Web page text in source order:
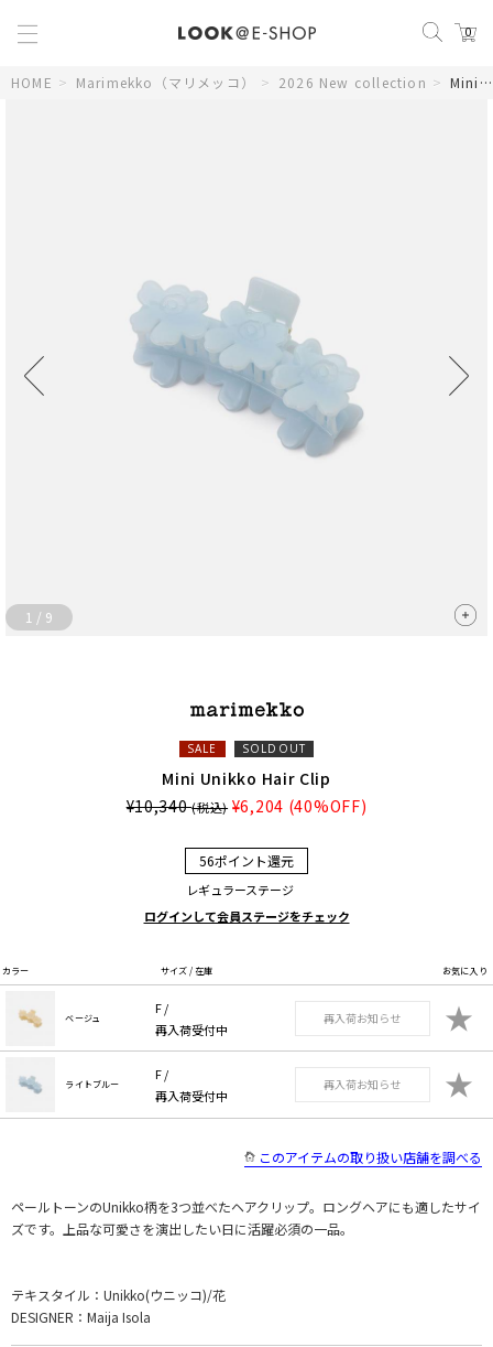
0
HOME > Marimekko（マリメッコ） > 2026 New collection > Mini Unikko Hair Clip
1 / 9
SALE SOLDOUT
Mini Unikko Hair Clip
¥10,340(税込) ¥6,204 (40%OFF)
56ポイント還元
レギュラーステージ
ログインして会員ステージをチェック
カラー サイズ / 在庫 お気に入り
ベージュ
F /
再入荷受付中
再入荷お知らせ ★
ライトブルー
F /
再入荷受付中
再入荷お知らせ ★
このアイテムの取り扱い店舗を調べる
ペールトーンのUnikko柄を3つ並べたヘアクリップ。ロングヘアにも適したサイ
ズです。上品な可愛さを演出したい日に活躍必須の一品。
テキスタイル：Unikko(ウニッコ)/花
DESIGNER：Maija Isola